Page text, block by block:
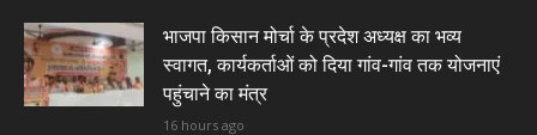
भाजपा किसान मोर्चा के प्रदेश अध्यक्ष का भव्य
स्वागत, कार्यकर्ताओं को दिया गांव-गांव तक योजनाएं
पहुंचाने का मंत्र
16 hours ago